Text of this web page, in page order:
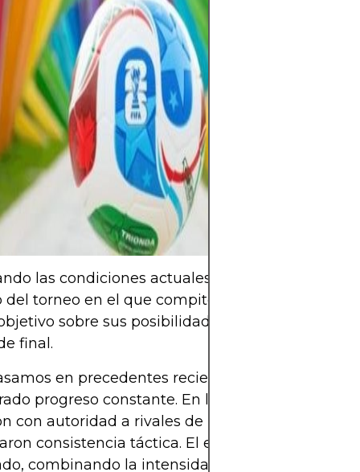
las condiciones actuales del equipo
del torneo en el que compiten, podemos
sobre sus posibilidades reales de
final.
en precedentes recientes, la selección
progreso constante. En las eliminatorias
con autoridad a rivales de menor jerarquía y
consistencia táctica. El equipo se ha vuelto
combinando la intensidad física con una